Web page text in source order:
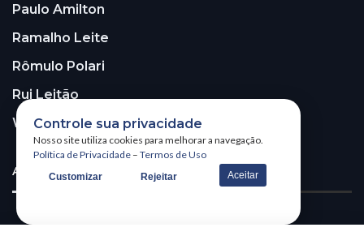
Paulo Amilton
Ramalho Leite
Rômulo Polari
Rui Leitão
Walter Santos
ASSINE A NOSSA NEWSLETTER!
Controle sua privacidade
Nosso site utiliza cookies para melhorar a navegação.
Política de Privacidade – Termos de Uso
Customizar Rejeitar Aceitar